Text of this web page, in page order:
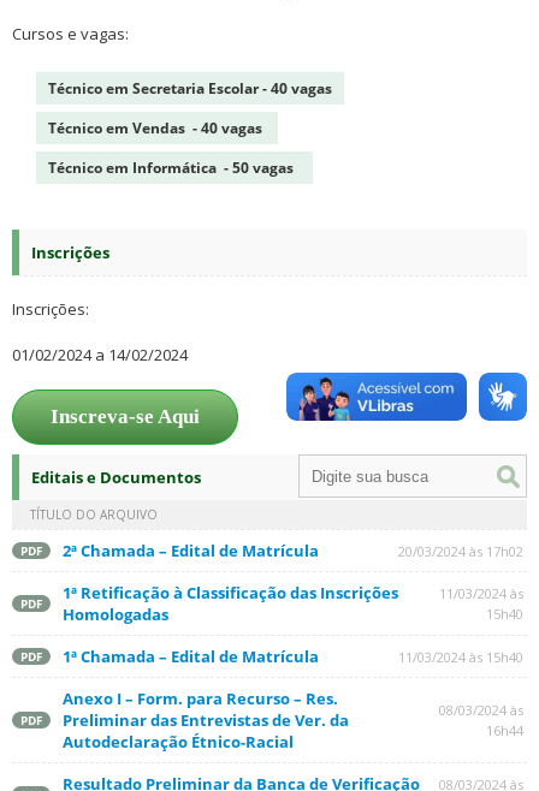
Cursos e vagas:
Técnico em Secretaria Escolar- 40 vagas
Técnico em Vendas - 40 vagas
Técnico em Informática - 50 vagas
Inscrições
Inscrições:
01/02/2024 a 14/02/2024
Inscreva-se Aqui
Editais e Documentos
TÍTULO DO ARQUIVO
PDF 2ª Chamada – Edital de Matrícula 20/03/2024 às 17h02
PDF
1ª Retificação à Classificação das Inscrições
Homologadas
11/03/2024 às
15h40
PDF 1ª Chamada – Edital de Matrícula 11/03/2024 às 15h40
PDF
Anexo I – Form. para Recurso – Res.
Preliminar das Entrevistas de Ver. da
Autodeclaração Étnico-Racial
08/03/2024 às
16h44
Resultado Preliminar da Banca de Verificação
08/03/2024 às